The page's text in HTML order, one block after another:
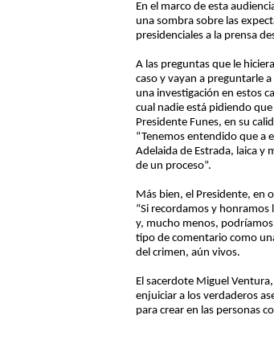
En el marco de esta
una sombra sobre las
presidenciales a la prensa
A las preguntas que le
caso y vayan a preguntarle
una investigación en estos
cual nadie está pidiendo
Presidente Funes, en su
“Tenemos entendido que a
Adelaida de Estrada, laica y
de un proceso”.
Más bien, el Presidente, en
“Si recordamos y
y, mucho menos,
tipo de comentario como
del crimen, aún vivos.
El sacerdote Miguel
enjuiciar a los verdaderos
para crear en las personas